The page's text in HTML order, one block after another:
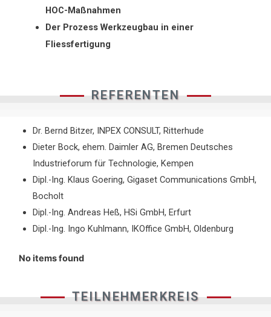
HOC-Maßnahmen
Der Prozess Werkzeugbau in einer
Fliessfertigung
REFERENTEN
Dr. Bernd Bitzer, INPEX CONSULT, Ritterhude
Dieter Bock, ehem. Daimler AG, Bremen Deutsches
Industrieforum für Technologie, Kempen
Dipl.-Ing. Klaus Goering, Gigaset Communications GmbH,
Bocholt
Dipl.-Ing. Andreas Heß, HSi GmbH, Erfurt
Dipl.-Ing. Ingo Kuhlmann, IKOffice GmbH, Oldenburg
No items found
TEILNEHMERKREIS